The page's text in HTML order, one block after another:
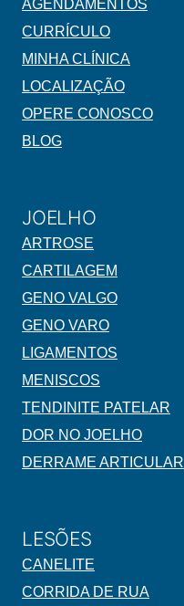
AGENDAMENTOS
CURRÍCULO
MINHA CLÍNICA
LOCALIZAÇÃO
OPERE CONOSCO
BLOG
JOELHO
ARTROSE
CARTILAGEM
GENO VALGO
GENO VARO
LIGAMENTOS
MENISCOS
TENDINITE PATELAR
DOR NO JOELHO
DERRAME ARTICULAR
LESÕES
CANELITE
CORRIDA DE RUA